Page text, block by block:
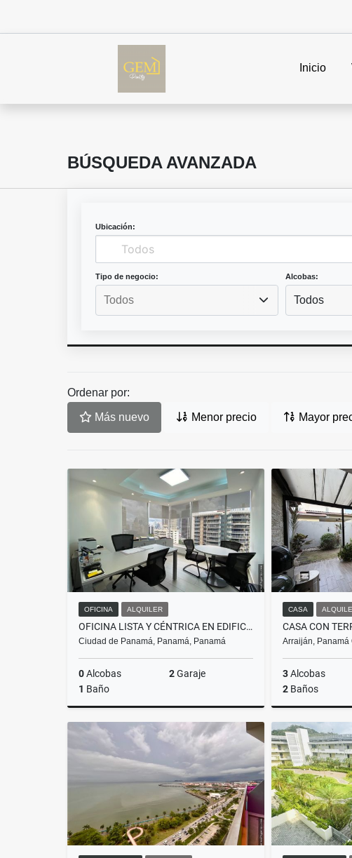
Inicio
BÚSQUEDA AVANZADA
Ubicación:
Tipo de negocio: Alcobas:
Todos
Ordenar por:
Más nuevo Menor precio Mayor
OFICINA ALQUILER
OFICINA LISTA Y CÉNTRICA EN EDIFICIO PROCONSA 1, OBARRIO
Ciudad de Panamá, Panamá, Panamá
0Alcobas 2Garaje
1 Baño
Alquiler
US$1,000
CASA
Arraiján, Panamá
3Alcobas
2Baños